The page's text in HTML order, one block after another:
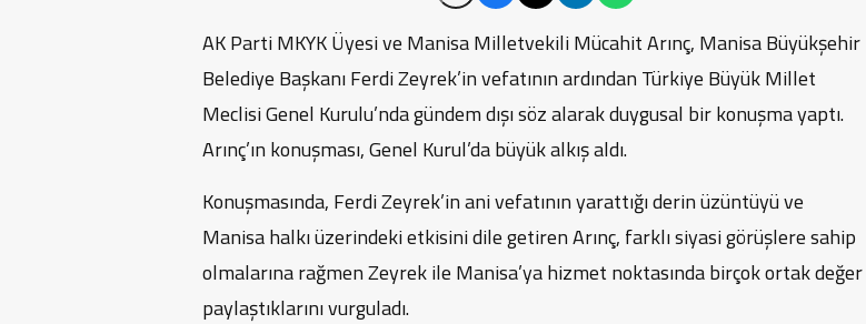
AK Parti MKYK Üyesi ve Manisa Milletvekili Mücahit Arınç, Manisa Büyükşehir
Belediye Başkanı Ferdi Zeyrek’in vefatının ardından Türkiye Büyük Millet
Meclisi Genel Kurulu’nda gündem dışı söz alarak duygusal bir konuşma yaptı.
Arınç’ın konuşması, Genel Kurul’da büyük alkış aldı.
Konuşmasında, Ferdi Zeyrek’in ani vefatının yarattığı derin üzüntüyü ve
Manisa halkı üzerindeki etkisini dile getiren Arınç, farklı siyasi görüşlere sahip
olmalarına rağmen Zeyrek ile Manisa’ya hizmet noktasında birçok ortak değer
paylaştıklarını vurguladı.